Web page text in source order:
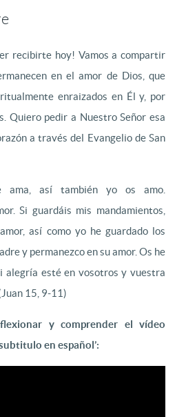
recibirte hoy! Vamos a compartir
en el amor de Dios, que
enraizados en Él y, por
Quiero pedir a Nuestro Señor esa
a través del Evangelio de San
ama, así también yo os amo.
Si guardáis mis mandamientos,
así como yo he guardado los
y permanezco en su amor. Os he
alegría esté en vosotros y vuestra
15, 9-11)
y comprender el vídeo
en español’: